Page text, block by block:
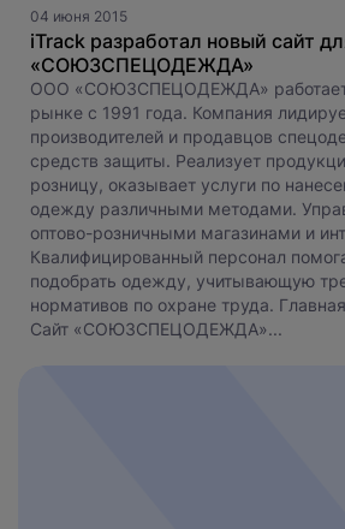
04 июня 2015
iTrack разработал новый сайт
«СОЮЗСПЕЦОДЕЖДА»
ООО «СОЮЗСПЕЦОДЕЖДА» работает
рынке с 1991 года. Компания
производителей и продавцов
средств защиты. Реализует
розницу, оказывает услуги по
одежду различными методами.
оптово-розничными магазинами и
Квалифицированный персонал
подобрать одежду, учитывающую
нормативов по охране труда.
Сайт «СОЮЗСПЕЦОДЕЖДА»...